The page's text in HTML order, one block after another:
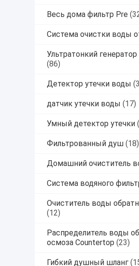
Весь дома фильтр Pre
Система очистки воды
Ультратонкий
(86)
Детектор утечки воды
датчик утечки воды (17)
Умный детектор утечки
Фильтрованный душ (18)
Домашний очиститель
Система водяного
Очиститель воды
(12)
Распределитель воды
осмоза Countertop (23)
Гибкий душный шланг